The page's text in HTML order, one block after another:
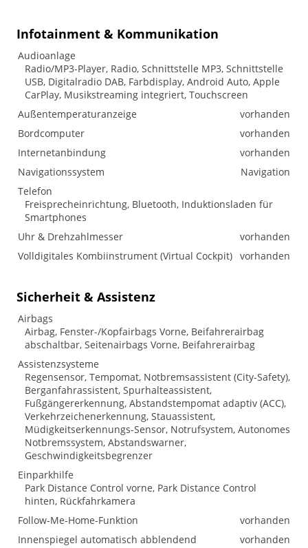
Infotainment & Kommunikation
Audioanlage
Radio/MP3-Player, Radio, Schnittstelle MP3, Schnittstelle
USB, Digitalradio DAB, Farbdisplay, Android Auto, Apple
CarPlay, Musikstreaming integriert, Touchscreen
Außentemperaturanzeige
vorhanden
Bordcomputer
vorhanden
Internetanbindung
vorhanden
Navigationssystem
Navigation
Telefon
Freisprecheinrichtung, Bluetooth, Induktionsladen für
Smartphones
Uhr & Drehzahlmesser
vorhanden
Volldigitales Kombiinstrument (Virtual Cockpit) vorhanden
Sicherheit & Assistenz
Airbags
Airbag, Fenster-/Kopfairbags Vorne, Beifahrerairbag
abschaltbar, Seitenairbags Vorne, Beifahrerairbag
Assistenzsysteme
Regensensor, Tempomat, Notbremsassistent (City-Safety),
Berganfahrassistent, Spurhalteassistent,
Fußgängererkennung, Abstandstempomat adaptiv (ACC),
Verkehrzeichenerkennung, Stauassistent,
Müdigkeitserkennungs-Sensor, Notrufsystem, Autonomes
Notbremssystem, Abstandswarner,
Geschwindigkeitsbegrenzer
Einparkhilfe
Park Distance Control vorne, Park Distance Control
hinten, Rückfahrkamera
Follow-Me-Home-Funktion
vorhanden
Innenspiegel automatisch abblendend
vorhanden